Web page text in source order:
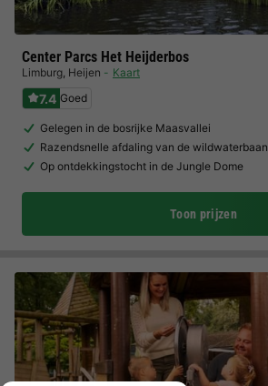
Center Parcs Het Heijderbos
Limburg, Heijen Kaart
7.4 Goed
Gelegen in de bosrijke Maasvallei
Razendsnelle afdaling van de wildwaterbaan
Op ontdekkingstocht in de Jungle Dome
Toon prijzen